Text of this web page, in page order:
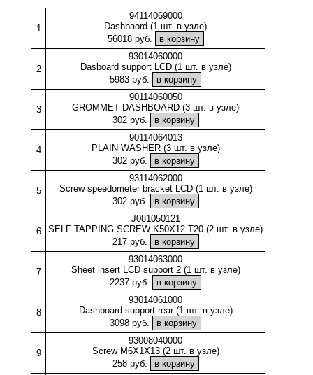
1
94114069000
Dashbaord (1 шт. в узле)
56018 руб.
2
93014060000
Dasboard support LCD (1 шт. в узле)
5983 руб.
3
90114060050
GROMMET DASHBOARD (3 шт. в узле)
302 руб.
4
90114064013
PLAIN WASHER (3 шт. в узле)
302 руб.
5
93114062000
Screw speedometer bracket LCD (1 шт. в узле)
302 руб.
6
J081050121
SELF TAPPING SCREW K50X12 T20 (2 шт. в узле)
217 руб.
7
93014063000
Sheet insert LCD support 2 (1 шт. в узле)
2237 руб.
8
93014061000
Dashboard support rear (1 шт. в узле)
3098 руб.
9
93008040000
Screw M6X1X13 (2 шт. в узле)
258 руб.